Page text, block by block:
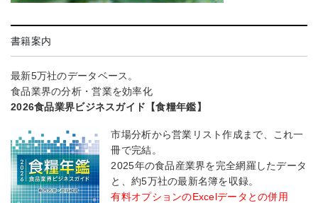
書籍案内
最新5万社のデータベース。
食品業界の分析・営業を効率化
2026食品業界ビジネスガイド【食糧年鑑】
市場分析から営業リスト作成まで、これ一
冊で完結。
2025年の食品産業界を完全網羅したデータ
と、約5万社の最新名簿を収録。
有料オプションのExcelデータとの併用